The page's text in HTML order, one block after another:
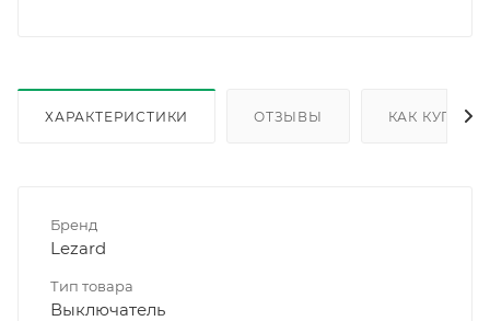
ХАРАКТЕРИСТИКИ ОТЗЫВЫ КАК КУПИТЬ
Бренд
Lezard
Тип товара
Выключатель